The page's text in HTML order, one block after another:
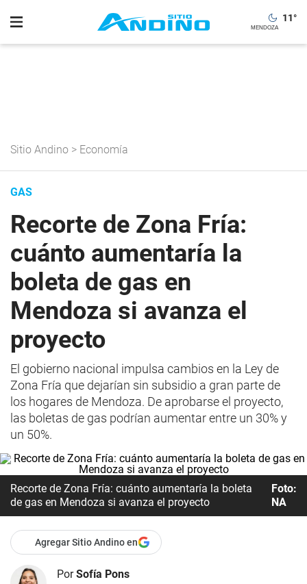
11°
Sitio Andino > Economía
GAS
Recorte de Zona Fría:
cuánto aumentaría la
boleta de gas en
Mendoza si avanza el
proyecto
El gobierno nacional impulsa cambios en la Ley de
Zona Fría que dejarían sin subsidio a gran parte de
los hogares de Mendoza. De aprobarse el proyecto,
las boletas de gas podrían aumentar entre un 30% y
un 50%.
Recorte de Zona Fría: cuánto aumentaría la boleta
de gas en Mendoza si avanza el proyecto
Foto:
NA
Agregar Sitio Andino en
PorSofía Pons